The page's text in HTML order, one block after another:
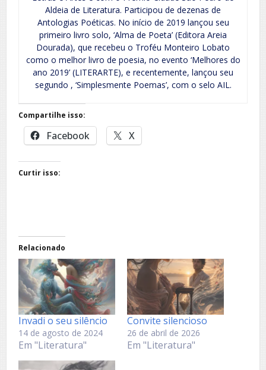
Aldeia de Literatura. Participou de dezenas de
Antologias Poéticas. No início de 2019 lançou seu
primeiro livro solo, ‘Alma de Poeta’ (Editora Areia
Dourada), que recebeu o Troféu Monteiro Lobato
como o melhor livro de poesia, no evento ‘Melhores do
ano 2019’ (LITERARTE), e recentemente, lançou seu
segundo , ‘Simplesmente Poemas’, com o selo AIL.
Compartilhe isso:
Facebook X
Curtir isso:
Relacionado
Invadi o seu silêncio
14 de agosto de 2024
Em "Literatura"
Convite silencioso
26 de abril de 2026
Em "Literatura"